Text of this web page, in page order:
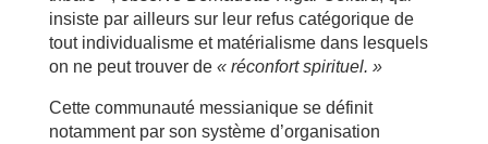
insiste par ailleurs sur leur refus catégorique de
tout individualisme et matérialisme dans lesquels
on ne peut trouver de « réconfort spirituel. »
Cette communauté messianique se définit
notamment par son système d’organisation